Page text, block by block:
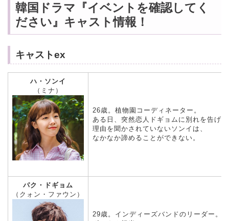
韓国ドラマ『イベントを確認してく
ださい』キャスト情報！
キャストex
ハ・ソンイ
（ミナ）
26歳。植物園コーディネーター。
ある日、突然恋人ドギョムに別れを告げ
理由を聞かされていないソンイは、
なかなか諦めることができない。
パク・ドギョム
（クォン・ファウン）
29歳。インディーズバンドのリーダー。